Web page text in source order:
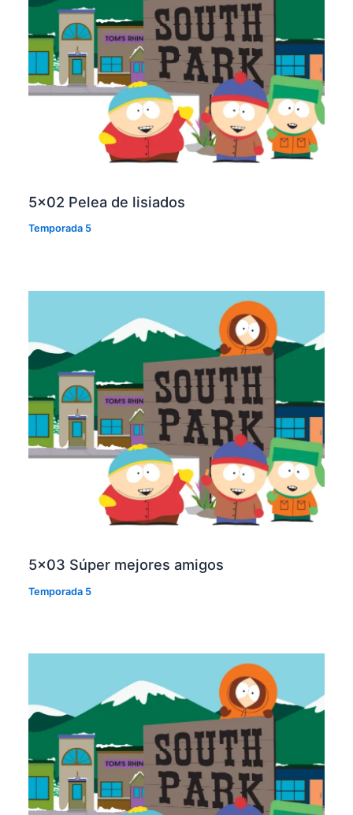
5×02 Pelea de lisiados
Temporada 5
5×03 Súper mejores amigos
Temporada 5